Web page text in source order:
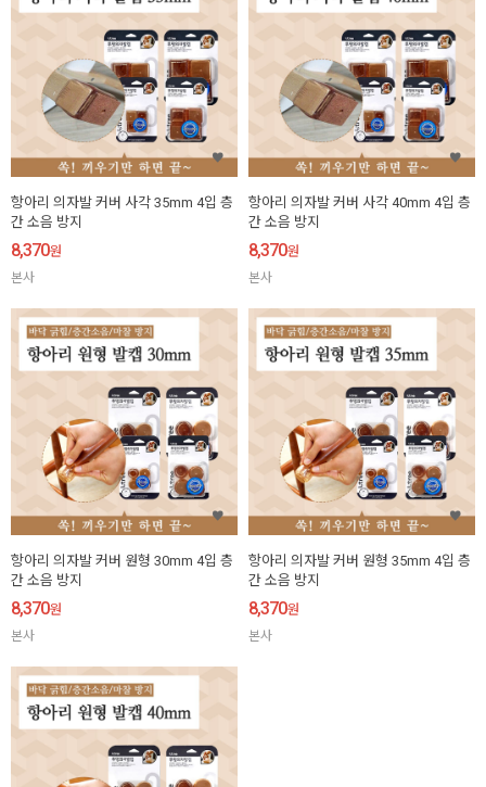
항아리 의자발 커버 사각 35mm 4입 층
간 소음 방지
8,370원
본사
항아리 의자발 커버 사각 40mm 4입 층
간 소음 방지
8,370원
본사
항아리 의자발 커버 원형 30mm 4입 층
간 소음 방지
8,370원
본사
항아리 의자발 커버 원형 35mm 4입 층
간 소음 방지
8,370원
본사